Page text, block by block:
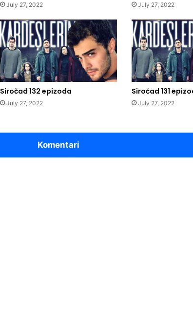
July 27, 2022 July 27, 2022
Siročad 132 epizoda
July 27, 2022
Siročad 131
July 27, 2022
Komentari